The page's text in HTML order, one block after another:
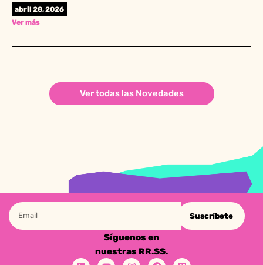
abril 28, 2026
Ver más
Ver todas las Novedades
Suscríbete
Síguenos en
nuestras RR.SS.